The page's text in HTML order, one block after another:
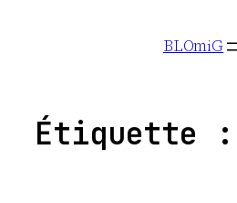
BLOmiG
Étiquette :